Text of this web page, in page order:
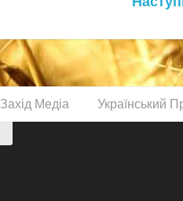
Захід Медіа Український